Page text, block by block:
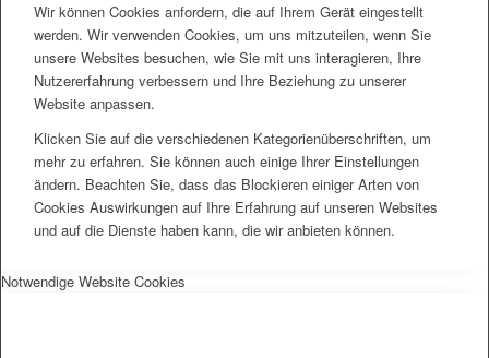
Wir können Cookies anfordern, die auf Ihrem Gerät eingestellt
werden. Wir verwenden Cookies, um uns mitzuteilen, wenn Sie
unsere Websites besuchen, wie Sie mit uns interagieren, Ihre
Nutzererfahrung verbessern und Ihre Beziehung zu unserer
Website anpassen.
Klicken Sie auf die verschiedenen Kategorienüberschriften, um
mehr zu erfahren. Sie können auch einige Ihrer Einstellungen
ändern. Beachten Sie, dass das Blockieren einiger Arten von
Cookies Auswirkungen auf Ihre Erfahrung auf unseren Websites
und auf die Dienste haben kann, die wir anbieten können.
Notwendige Website Cookies